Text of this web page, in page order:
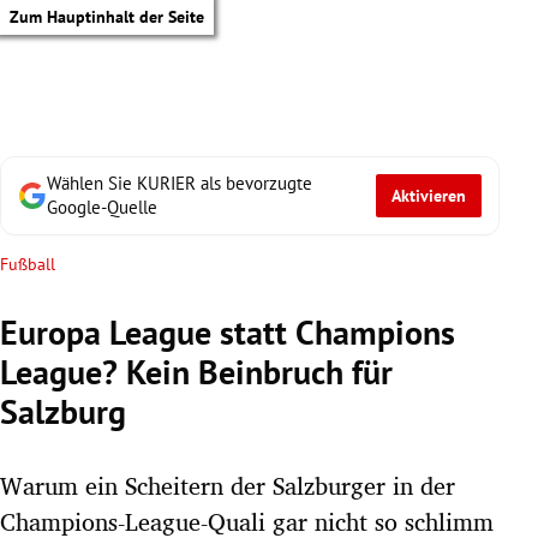
Zum Hauptinhalt der Seite
Wählen Sie KURIER als bevorzugte
Google-Quelle
Aktivieren
Fußball
Europa League statt Champions
League? Kein Beinbruch für
Salzburg
Warum ein Scheitern der Salzburger in der
Champions-League-Quali gar nicht so schlimm